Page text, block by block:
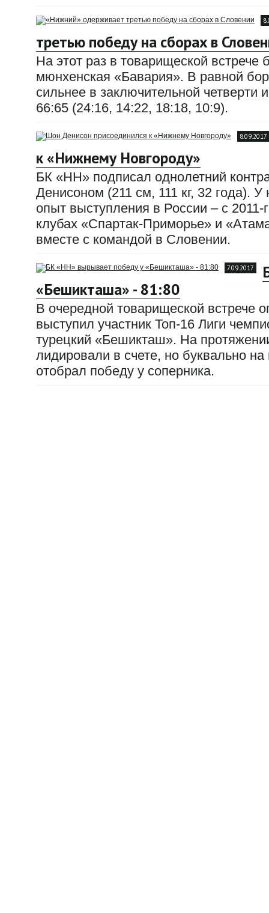
третью победу на сборах в
На этот раз в товарищеской
мюнхенская «Бавария». В равной
сильнее в заключительной четверти
66:65 (24:16, 14:22, 18:18, 10:9).
8.09.2017
к «Нижнему Новгороду»
БК «НН» подписал однолетний
Денисоном (211 см, 111 кг, 32 года).
опыт выступления в России – с 2011-
клубах «Спартак-Приморье» и
вместе с командой в Словении.
7.09.2017
«Бешикташа» - 81:80
В очередной товарищеской встрече
выступил участник Топ-16 Лиги
турецкий «Бешикташ». На
лидировали в счете, но буквально
отобрал победу у соперника.